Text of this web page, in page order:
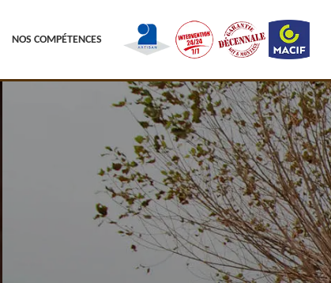
NOS COMPÉTENCES